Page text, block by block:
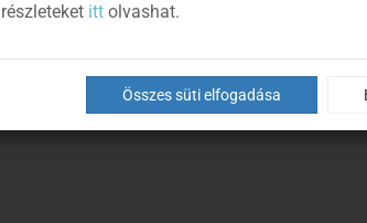
is lehetőség van, ezek a
itt olvashat.
Összes süti elfogadása